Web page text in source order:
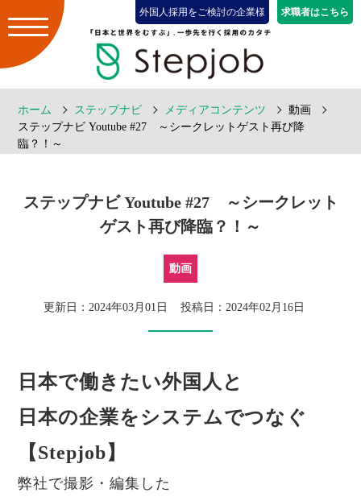
外国人採用をご検討の企業様 求職者はこちら
ホーム ステップナビ メディアコンテンツ
動画
ステップナビ Youtube #27 ～シークレットゲスト再び降
臨？！～
ステップナビ Youtube #27 ～シークレット
ゲスト再び降臨？！～
動画
更新日：2024年03月01日 投稿日：2024年02月16日
日本で働きたい外国人と
日本の企業をシステムでつなぐ
【Stepjob】
弊社で撮影・編集した